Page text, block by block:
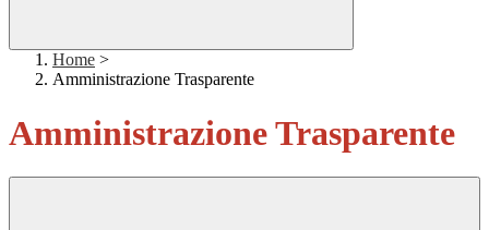
Home >
Amministrazione Trasparente
Amministrazione Trasparente